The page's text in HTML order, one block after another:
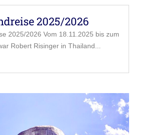
2025/2026
2025/2026 Vom 18.11.2025 bis zum
Robert Risinger in Thailand...